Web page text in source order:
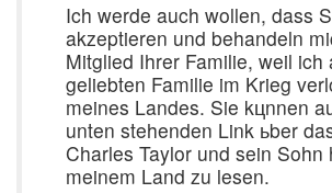
Ich werde auch wollen, dass
akzeptieren und behandeln
Mitglied Ihrer Familie, weil ich
geliebten Familie im Krieg
meines Landes. Sie kцnnen
unten stehenden Link ьber
Charles Taylor und sein Sohn
meinem Land zu lesen.